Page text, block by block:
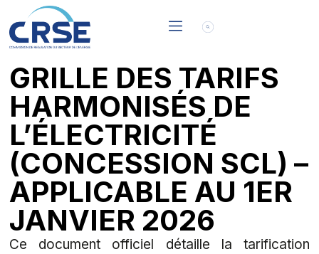
GRILLE DES TARIFS
HARMONISÉS DE
L’ÉLECTRICITÉ
(CONCESSION SCL) –
APPLICABLE AU 1ER
JANVIER 2026
Ce document officiel détaille la tarification